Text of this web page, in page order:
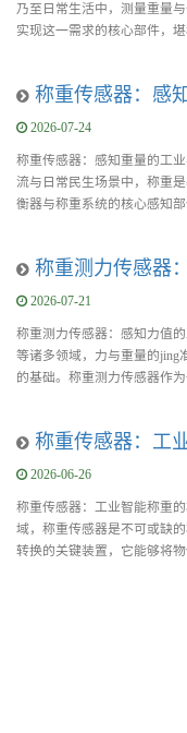
乃至日常生活中，测量重量
实现这一需求的核心部件，
称重传感器：感
2026-07-24
称重传感器：感知重量的工
流与日常民生场景中，称重
衡器与称重系统的核心感知
称重测力传感器
2026-07-21
称重测力传感器：感知力值
等诸多领域，力与重量的jing
的基础。称重测力传感器作
称重传感器：工
2026-06-26
称重传感器：工业智能称重
域，称重传感器是不可或缺
转换的关键装置，它能够将